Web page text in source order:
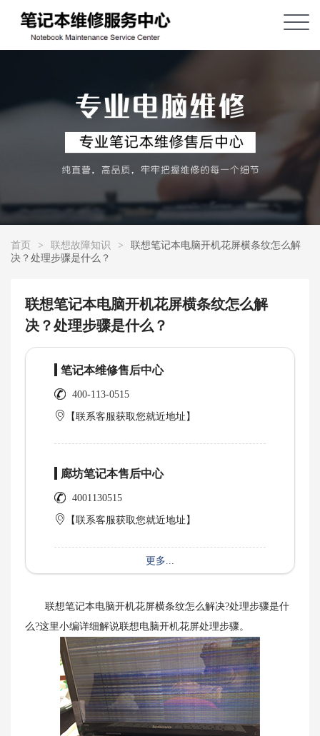
首页 > 联想故障知识 >
联想笔记本电脑开机花屏横条纹怎么解
决？处理步骤是什么？
联想笔记本电脑开机花屏横条纹怎么解
决？处理步骤是什么？
笔记本维修售后中心
400-113-0515
【联系客服获取您就近地址】
廊坊笔记本售后中心
4001130515
【联系客服获取您就近地址】
更多...
联想笔记本电脑开机花屏横条纹怎么解决?处理步骤是什
么?这里小编详细解说联想电脑开机花屏处理步骤。